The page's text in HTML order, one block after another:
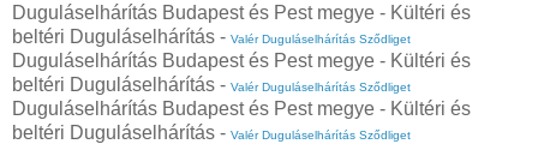
Duguláselhárítás Budapest és Pest megye - Kültéri és
beltéri Duguláselhárítás - Valér Duguláselhárítás Sződliget
Duguláselhárítás Budapest és Pest megye - Kültéri és
beltéri Duguláselhárítás - Valér Duguláselhárítás Sződliget
Duguláselhárítás Budapest és Pest megye - Kültéri és
beltéri Duguláselhárítás - Valér Duguláselhárítás Sződliget